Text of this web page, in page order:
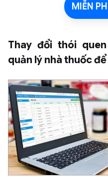
MIỄN
Thay đổi thói
quản lý nhà thuốc